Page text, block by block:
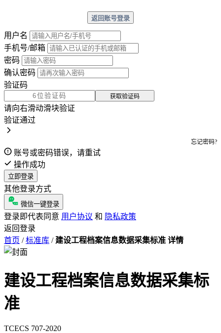
返回账号登录
用户名
手机号/邮箱
密码
确认密码
验证码
获取验证码
请向右滑动滑块验证
验证通过
忘记密码?
账号或密码错误，请重试
操作成功
立即登录
其他登录方式
微信一键登录
登录即代表同意 用户协议 和 隐私政策
返回登录
首页 / 标准库 / 建设工程档案信息数据采集标准 详情
建设工程档案信息数据采集标
准
TCECS 707-2020